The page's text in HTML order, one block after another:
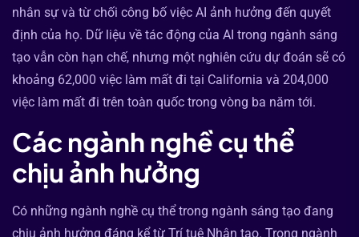
nhân sự và từ chối công bố việc AI ảnh hưởng đến quyết
định của họ. Dữ liệu về tác động của AI trong ngành sáng
tạo vẫn còn hạn chế, nhưng một nghiên cứu dự đoán sẽ có
khoảng 62,000 việc làm mất đi tại California và 204,000
việc làm mất đi trên toàn quốc trong vòng ba năm tới.
Các ngành nghề cụ thể
chịu ảnh hưởng
Có những ngành nghề cụ thể trong ngành sáng tạo đang
chịu ảnh hưởng đáng kể từ Trí tuệ Nhân tạo. Trong ngành